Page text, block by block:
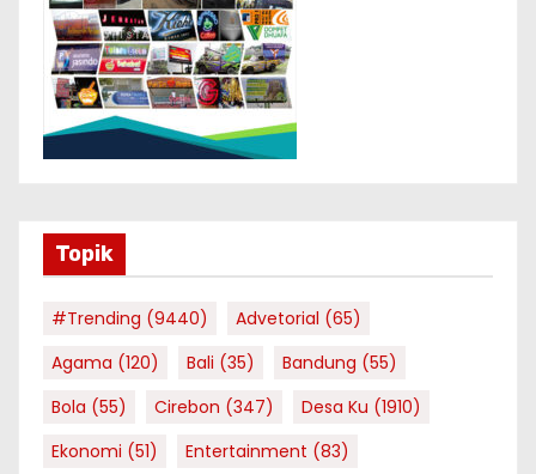
Topik
#Trending (9440) Advetorial (65)
Agama (120) Bali (35) Bandung (55)
Bola (55) Cirebon (347) Desa Ku (1910)
Ekonomi (51) Entertainment (83)